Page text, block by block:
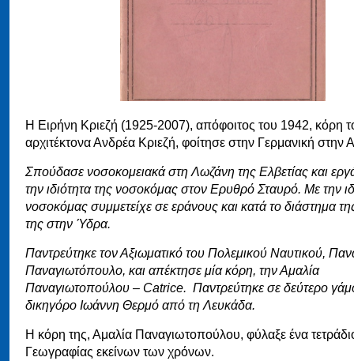
Η Ειρήνη Κριεζή (1925-2007), απόφοιτος του 1942, κόρη
αρχιτέκτονα Ανδρέα Κριεζή, φοίτησε στην Γερμανική
Σπούδασε νοσοκομειακά στη Λωζάνη της Ελβετίας και
την ιδιότητα της νοσοκόμας στον Ερυθρό Σταυρό. Με την
νοσοκόμας συμμετείχε σε εράνους και κατά το διάστημα
της στην Ύδρα.
Παντρεύτηκε τον Αξιωματικό του Πολεμικού Ναυτικού,
Παναγιωτόπουλο, και απέκτησε μία κόρη, την Αμαλία
Παναγιωτοπούλου – Catrice. Παντρεύτηκε σε δεύτερο
δικηγόρο Ιωάννη Θερμό από τη Λευκάδα.
Η κόρη της, Αμαλία Παναγιωτοπούλου, φύλαξε ένα
Γεωγραφίας εκείνων των χρόνων.